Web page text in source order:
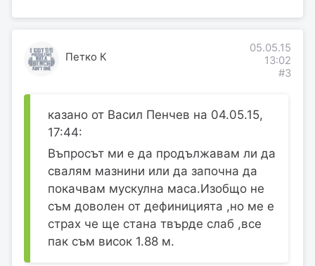
Петко К
05.05.15
13:02
#3
казано от Васил Пенчев на 04.05.15,
17:44:
Въпросът ми е да продължавам ли да
свалям мазнини или да започна да
покачвам мускулна маса.Изобщо не
съм доволен от дефиницията ,но ме е
страх че ще стана твърде слаб ,все
пак съм висок 1.88 м.